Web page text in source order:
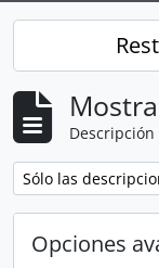
Remove filter:
Sólo las
Opciones